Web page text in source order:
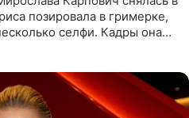
позировала в гримерке,
селфи. Кадры она